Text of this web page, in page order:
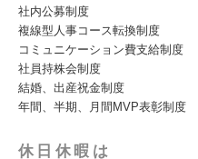
社内公募制度
複線型人事コース転換制度
コミュニケーション費支給制度
社員持株会制度
結婚、出産祝金制度
年間、半期、月間MVP表彰制度
休日休暇は